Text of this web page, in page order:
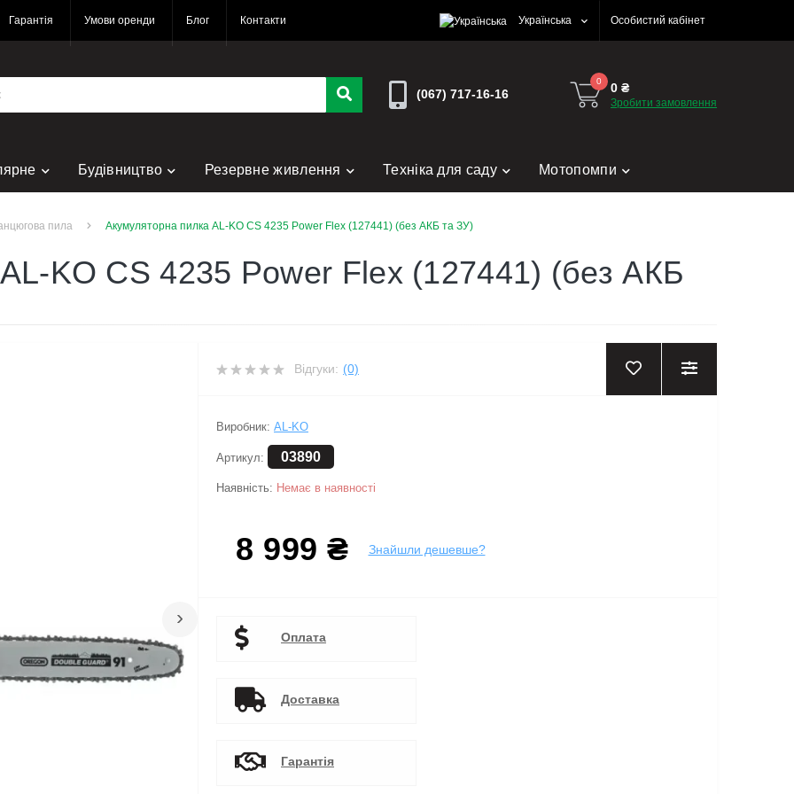
Гарантія Умови оренди Блог Контакти Українська Особистий кабінет
(067) 717-16-16
0 0 ₴
Зробити замовлення
Будівництво Резервне живлення Техніка для саду Мотопомпи
пила Акумуляторна пилка AL-KO CS 4235 Power Flex (127441) (без АКБ та ЗУ)
KO CS 4235 Power Flex (127441) (без АКБ
›
Відгуки: (0)
Виробник: AL-KO
Артикул: 03890
Наявність: Немає в наявності
8 999 ₴ Знайшли дешевше?
Оплата
Доставка
Гарантія